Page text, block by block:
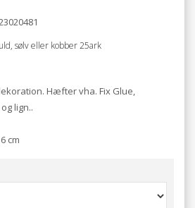
sølv eller kobber 25ark
Hæfter vha. Fix Glue,
lign..
cm